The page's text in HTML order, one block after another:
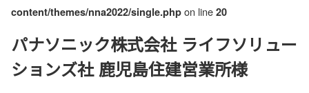
content/themes/nna2022/single.php on line 20
パナソニック株式会社 ライフソリュー
ションズ社 鹿児島住建営業所様